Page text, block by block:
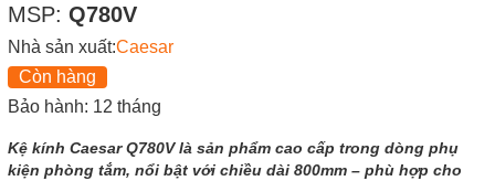
MSP: Q780V
Nhà sản xuất:Caesar
Còn hàng
Bảo hành: 12 tháng
Kệ kính Caesar Q780V là sản phẩm cao cấp trong dòng phụ
kiện phòng tắm, nổi bật với chiều dài 800mm – phù hợp cho